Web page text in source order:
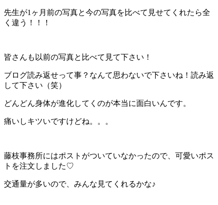
先生が1ヶ月前の写真と今の写真を比べて見せてくれたら全
く違う！！！
皆さんも以前の写真と比べて見て下さい！
ブログ読み返せって事？なんて思わないで下さいね！読み返
して下さい（笑）
どんどん身体が進化してくのが本当に面白いんです。
痛いしキツいですけどね。。。
藤枝事務所にはポストがついていなかったので、可愛いポス
トを注文しました♡
交通量が多いので、みんな見てくれるかな♪